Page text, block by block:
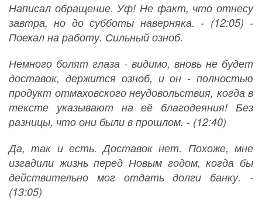
Написал обращение. Уф! Не факт, что отнесу
завтра, но до субботы наверняка. - (12:05) -
Поехал на работу. Сильный озноб.
Немного болят глаза - видимо, вновь не будет
доставок, держится озноб, и он - полностью
продукт отмаховского неудовольствия, когда в
тексте указывают на её благодеяния! Без
разницы, что они были в прошлом. - (12:40)
Да, так и есть. Доставок нет. Похоже, мне
изгадили жизнь перед Новым годом, когда бы
действительно мог отдать долги банку. -
(13:05)